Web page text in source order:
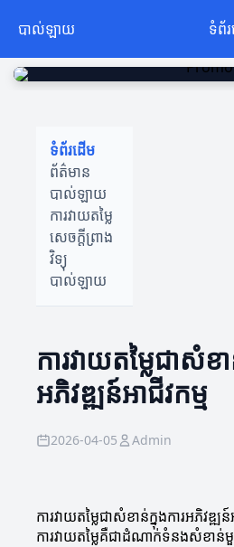
បាល់ឡាយ ទំព័
ទំព័រដើម
ព័ត៌មាន
បាល់ឡាយ
ការវាយតម្លៃ
សេចក្តីព្រាង
វិទ្យុ
បាល់ឡាយ
ការវាយតម្លៃជាសំខ
អភិវឌ្ឍន៍អាជីវកម្ម
2026-04-05 Admin
ការវាយតម្លៃជាសំខាន់ក្នុងការអភិវឌ្ឍន៍
ការវាយតម្លៃគឺជាដំណាក់ទំនងសំខ